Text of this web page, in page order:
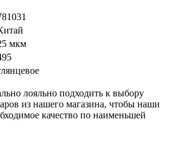
мкм
лояльно подходить к выбору
из нашего магазина, чтобы наши
качество по наименьшей